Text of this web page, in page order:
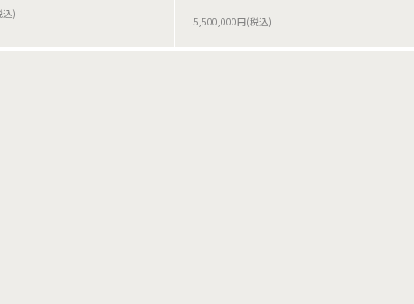
)
5,500,000円(税込)